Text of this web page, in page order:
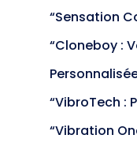
“Sensation
“Cloneboy :
“VibroTech :
“Vibration